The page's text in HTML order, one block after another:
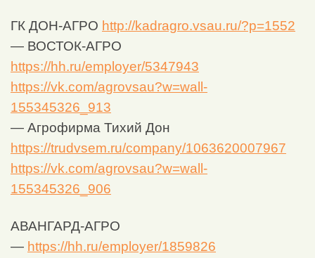
ГК ДОН-АГРО http://kadragro.vsau.ru/?p=1552
— ВОСТОК-АГРО
https://hh.ru/employer/5347943
https://vk.com/agrovsau?w=wall-
155345326_913
— Агрофирма Тихий Дон
https://trudvsem.ru/company/1063620007967
https://vk.com/agrovsau?w=wall-
155345326_906
АВАНГАРД-АГРО
— https://hh.ru/employer/1859826